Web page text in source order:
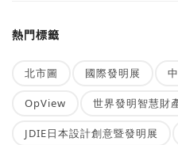
熱門標籤
北市圖 國際發明展
OpView 世界發明智慧財
JDIE日本設計創意暨發明展